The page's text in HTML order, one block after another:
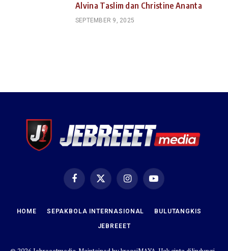
Alvina Taslim dan Christine Ananta
SEPTEMBER 9, 2025
FacebookX
(Twitter)
InstagramYouTube
HOME SEPAKBOLA INTERNASIONAL BULUTANGKIS
JEBREEET